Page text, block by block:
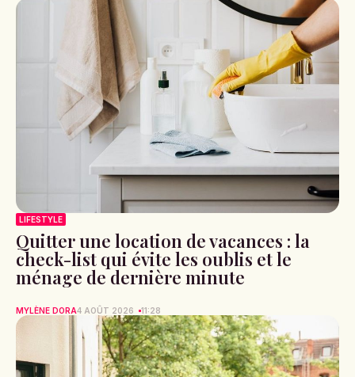
LIFESTYLE
Quitter une location de vacances : la
check-list qui évite les oublis et le
ménage de dernière minute
MYLÈNE DORA4 AOÛT 2026 11:28